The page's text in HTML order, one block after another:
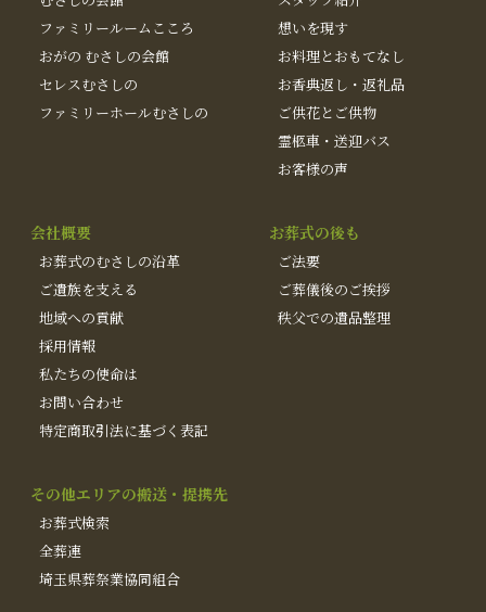
ファミリールームこころ
おがの むさしの会館
セレスむさしの
ファミリーホールむさしの
想いを現す
お料理とおもてなし
お香典返し・返礼品
ご供花とご供物
霊柩車・送迎バス
お客様の声
会社概要
お葬式のむさしの沿革
ご遺族を支える
地域への貢献
採用情報
私たちの使命は
お問い合わせ
特定商取引法に基づく表記
お葬式の後も
ご法要
ご葬儀後のご挨拶
秩父での遺品整理
その他エリアの搬送・提携先
お葬式検索
全葬連
埼玉県葬祭業協同組合